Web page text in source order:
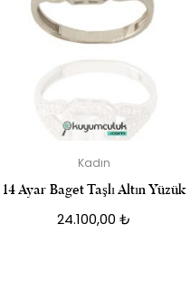
Kadın
14 Ayar Baget Taşlı Altın Yüzük
24.100,00₺